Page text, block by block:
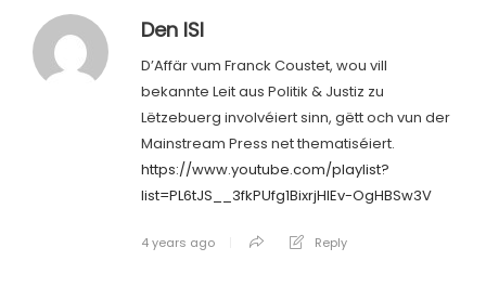
Den ISI
D’Affär vum Franck Coustet, wou vill
bekannte Leit aus Politik & Justiz zu
Lëtzebuerg involvéiert sinn, gëtt och vun der
Mainstream Press net thematiséiert.
https://www.youtube.com/playlist?
list=PL6tJS__3fkPUfg1BixrjHlEv-OgHBSw3V
4 years ago Reply